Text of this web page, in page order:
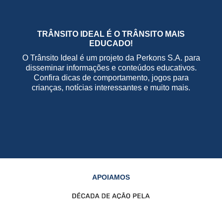
TRÂNSITO IDEAL É O TRÂNSITO MAIS
EDUCADO!
O Trânsito Ideal é um projeto da Perkons S.A. para
disseminar informações e conteúdos educativos.
Confira dicas de comportamento, jogos para
crianças, notícias interessantes e muito mais.
APOIAMOS